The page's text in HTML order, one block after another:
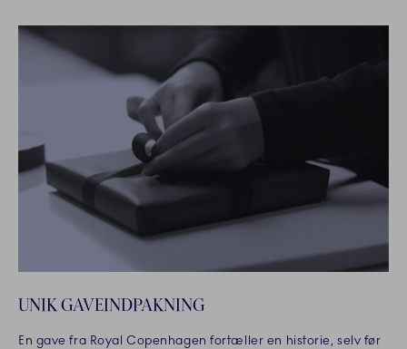
UNIK GAVEINDPAKNING
En gave fra Royal Copenhagen fortæller en historie, selv før